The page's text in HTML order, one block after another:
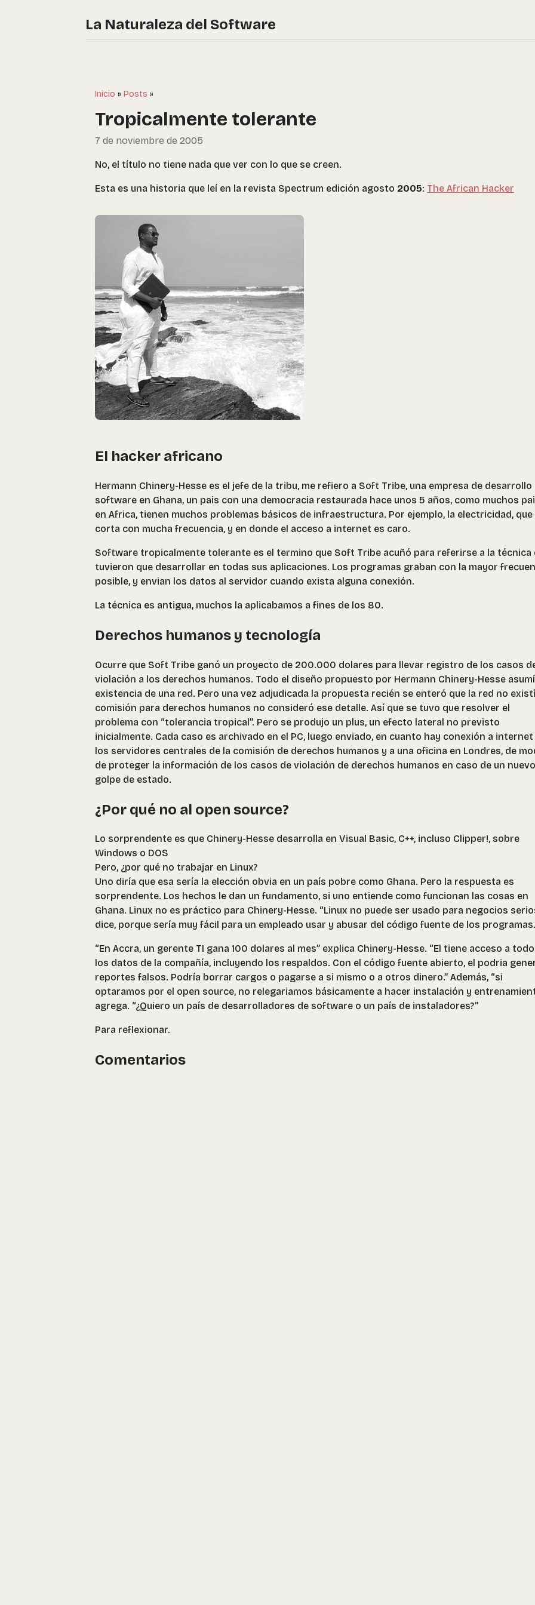
La Naturaleza del Software
Inicio » Posts »
Tropicalmente tolerante
7 de noviembre de 2005
No, el título no tiene nada que ver con lo que se creen.
Esta es una historia que leí en la revista Spectrum edición agosto 2005: The African Hacker
El hacker africano
Hermann Chinery-Hesse es el jefe de la tribu, me refiero a Soft Tribe, una empresa de desarrollo
software en Ghana, un pais con una democracia restaurada hace unos 5 años, como muchos
en Africa, tienen muchos problemas básicos de infraestructura. Por ejemplo, la electricidad, que
corta con mucha frecuencia, y en donde el acceso a internet es caro.
Software tropicalmente tolerante es el termino que Soft Tribe acuñó para referirse a la técnica
tuvieron que desarrollar en todas sus aplicaciones. Los programas graban con la mayor
posible, y envian los datos al servidor cuando exista alguna conexión.
La técnica es antigua, muchos la aplicabamos a fines de los 80.
Derechos humanos y tecnología
Ocurre que Soft Tribe ganó un proyecto de 200.000 dolares para llevar registro de los casos
violación a los derechos humanos. Todo el diseño propuesto por Hermann Chinery-Hesse
existencia de una red. Pero una vez adjudicada la propuesta recién se enteró que la red no
comisión para derechos humanos no consideró ese detalle. Así que se tuvo que resolver el
problema con “tolerancia tropical”. Pero se produjo un plus, un efecto lateral no previsto
inicialmente. Cada caso es archivado en el PC, luego enviado, en cuanto hay conexión a internet
los servidores centrales de la comisión de derechos humanos y a una oficina en Londres, de
de proteger la información de los casos de violación de derechos humanos en caso de un nuevo
golpe de estado.
¿Por qué no al open source?
Lo sorprendente es que Chinery-Hesse desarrolla en Visual Basic, C++, incluso Clipper!, sobre
Windows o DOS
Pero, ¿por qué no trabajar en Linux?
Uno diría que esa sería la elección obvia en un país pobre como Ghana. Pero la respuesta es
sorprendente. Los hechos le dan un fundamento, si uno entiende como funcionan las cosas en
Ghana. Linux no es práctico para Chinery-Hesse. “Linux no puede ser usado para negocios
dice, porque sería muy fácil para un empleado usar y abusar del código fuente de los programas.
“En Accra, un gerente TI gana 100 dolares al mes” explica Chinery-Hesse. “El tiene acceso a
los datos de la compañía, incluyendo los respaldos. Con el código fuente abierto, el podria
reportes falsos. Podría borrar cargos o pagarse a si mismo o a otros dinero.” Además, “si
optaramos por el open source, no relegariamos básicamente a hacer instalación y
agrega. “¿Quiero un país de desarrolladores de software o un país de instaladores?”
Para reflexionar.
Comentarios